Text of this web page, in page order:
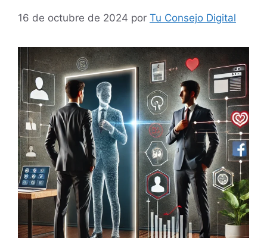
16 de octubre de 2024 por Tu Consejo Digital